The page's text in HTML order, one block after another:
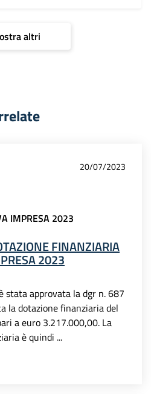
altri
20/07/2023
IMPRESA 2023
FINANZIARIA
2023
stata approvata la dgr n. 687
la dotazione finanziaria del
a euro 3.217.000,00. La
è quindi ...